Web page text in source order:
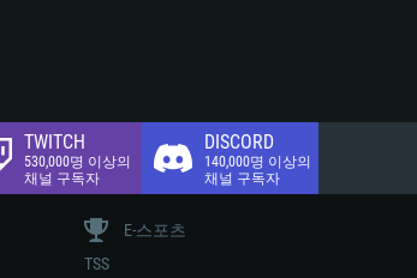
TWITCH
530,000명 이상의
채널 구독자
DISCORD
140,000명 이상의
채널 구독자
E-스포츠
TSS